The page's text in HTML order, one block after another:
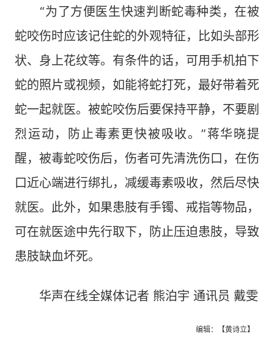
“为了方便医生快速判断蛇毒种类，在被
蛇咬伤时应该记住蛇的外观特征，比如头部形
状、身上花纹等。有条件的话，可用手机拍下
蛇的照片或视频，如能将蛇打死，最好带着死
蛇一起就医。被蛇咬伤后要保持平静，不要剧
烈运动，防止毒素更快被吸收。”蒋华晓提
醒，被毒蛇咬伤后，伤者可先清洗伤口，在伤
口近心端进行绑扎，减缓毒素吸收，然后尽快
就医。此外，如果患肢有手镯、戒指等物品，
可在就医途中先行取下，防止压迫患肢，导致
患肢缺血坏死。
华声在线全媒体记者 熊泊宇 通讯员 戴雯
编辑：【黄诗立】